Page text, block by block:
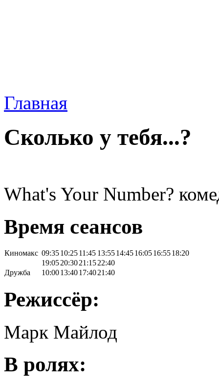
Главная
Сколько у тебя...?
What's Your Number?
Время сеансов
Киномакс 09:3510:2511:45 13:5514:4516:0516:5518:20
19:0520:3021:1522:40
Дружба
10:0013:4017:4021:40
Режиссёр:
Марк Майлод
В ролях: